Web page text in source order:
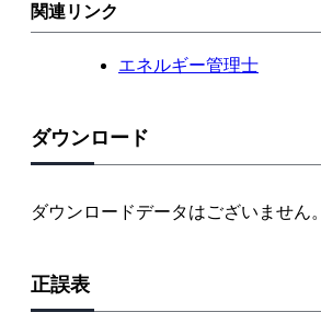
関連リンク
エネルギー管理士
ダウンロード
ダウンロードデータはございません。
正誤表